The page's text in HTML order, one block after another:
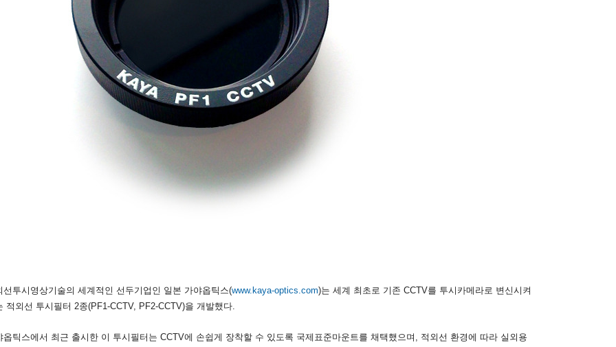
선투시영상기술의 세계적인 선두기업인 일본 가야옵틱스(www.kaya-optics.com)는 세계 최초로 기존 CCTV를 투시카메라로 변신시켜
적외선 투시필터 2종(PF1-CCTV, PF2-CCTV)을 개발했다.
옵틱스에서 최근 출시한 이 투시필터는 CCTV에 손쉽게 장착할 수 있도록 국제표준마운트를 채택했으며, 적외선 환경에 따라 실외용